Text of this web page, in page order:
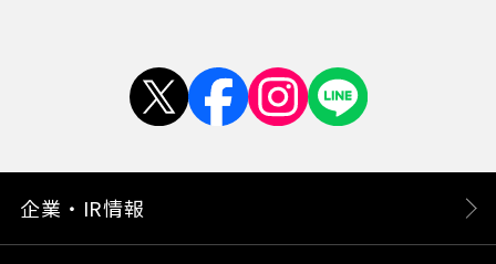
企業・IR情報